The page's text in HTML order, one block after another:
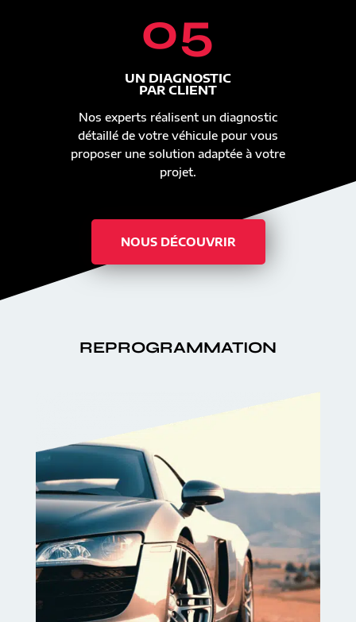
05
UN DIAGNOSTIC
PAR CLIENT
Nos experts réalisent un diagnostic
détaillé de votre véhicule pour vous
proposer une solution adaptée à votre
projet.
NOUS DÉCOUVRIR
REPROGRAMMATION